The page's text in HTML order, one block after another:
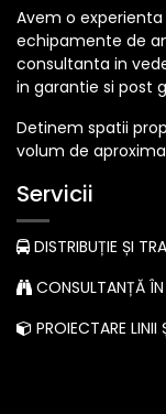
Avem o
echipamente de
consultanta in
in garantie si post
Detinem spatii
volum de
Servicii
DISTRIBUȚIE ȘI
CONSULTANȚĂ
PROIECTARE LINII